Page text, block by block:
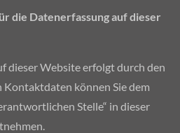
die Datenerfassung auf dieser
dieser Website erfolgt durch den
können Sie dem
Stelle“ in dieser